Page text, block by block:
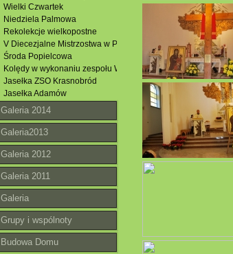
Wielki Czwartek
Niedziela Palmowa
Rekolekcje wielkopostne
V Diecezjalne Mistrzostwa w Piłce Siatkowej
Środa Popielcowa
Kolędy w wykonaniu zespołu Wójtowianie
Jasełka ZSO Krasnobród
Jasełka Adamów
Galeria 2014
Galeria2013
Galeria 2012
Galeria 2011
Galeria
Grupy i wspólnoty
Budowa Domu